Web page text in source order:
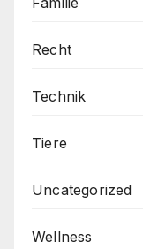
Recht
Technik
Tiere
Uncategorized
Wellness